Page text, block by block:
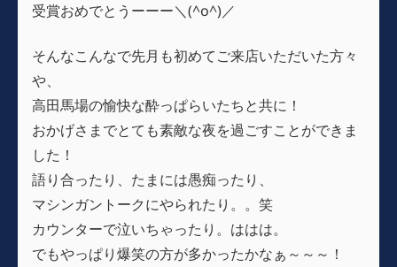
受賞おめでとうーーー＼(^o^)／
そんなこんなで先月も初めてご来店いただいた方々
や、
高田馬場の愉快な酔っぱらいたちと共に！
おかげさまでとても素敵な夜を過ごすことができま
した！
語り合ったり、たまには愚痴ったり、
マシンガントークにやられたり。。笑
カウンターで泣いちゃったり。ははは。
でもやっぱり爆笑の方が多かったかなぁ～～～！